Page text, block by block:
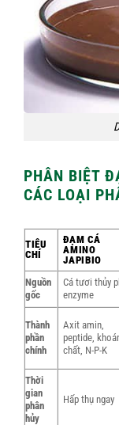
PHÂN BIỆT
CÁC LOẠI
TIÊU
CHÍ
ĐẠM CÁ
AMINO
JAPIBIO
Nguồn
gốc
Cá tươi thủy
enzyme
Thành
phần
chính
Axit amin,
peptide,
chất, N-P-K
Thời
gian
phân
hủy
Hấp thụ ngay